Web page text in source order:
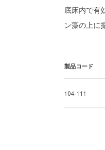
底床内で有
ン藻の上に
製品コード
104-111